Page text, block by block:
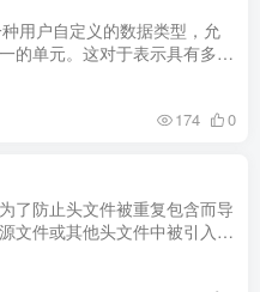
用户自定义的数据类型，允
的单元。这对于表示具有多个
构体定义： 使用 struct 关键
174 0
了防止头文件被重复包含而导
文件或其他头文件中被引入，
会多次处理同一个头文件，进